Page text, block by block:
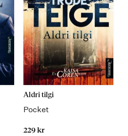
Aldri tilgi
Pocket
229 kr